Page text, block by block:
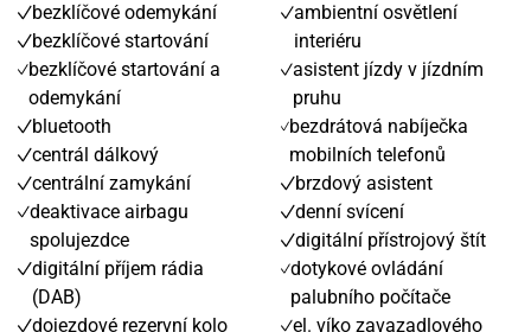
bezklíčové odemykání
bezklíčové startování
bezklíčové startování a
odemykání
bluetooth
centrál dálkový
centrální zamykání
deaktivace airbagu
spolujezdce
digitální příjem rádia
(DAB)
dojezdové rezervní kolo
ambientní osvětlení
interiéru
asistent jízdy v jízdním
pruhu
bezdrátová nabíječka
mobilních telefonů
brzdový asistent
denní svícení
digitální přístrojový štít
dotykové ovládání
palubního počítače
el. víko zavazadlového